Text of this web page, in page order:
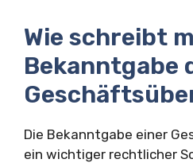
Wie schreibt
Bekanntgabe
Die Bekanntgabe einer
ein wichtiger rechtlicher